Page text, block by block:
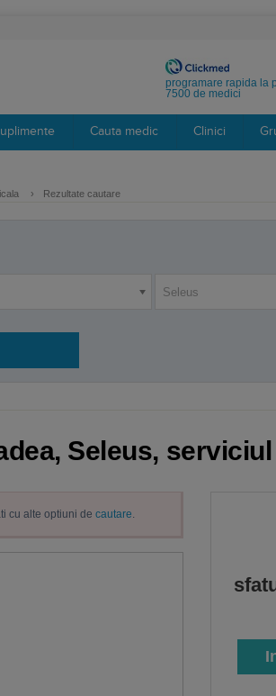
programare rapida la
7500 de medici
Cauta medic Clinici
› Rezultate cautare
Seleus
Seleus,
cu alte optiuni de cautare.